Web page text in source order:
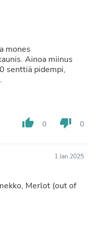
mones
Ainoa miinus
senttiä pidempi,
thumb_up 0 thumb_down 0
1 Jan 2025
Merlot